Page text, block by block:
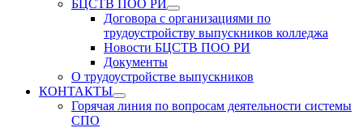
sub
menu
БЦСТВ ПОО РИ
Show
sub
menu
Договора с организациями по
трудоустройству выпускников колледжа
Новости БЦСТВ ПОО РИ
Документы
О трудоустройстве выпускников
КОНТАКТЫ
Show
sub
Горячая линия по вопросам деятельности системы
СПО